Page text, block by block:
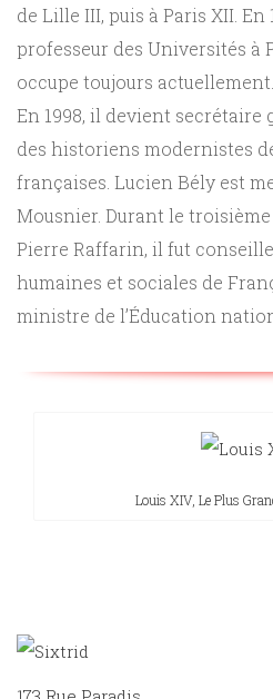
CONTACT
de Lille III, puis à Paris XII. En
professeur des Universités à
occupe toujours actuellement.
En 1998, il devient secrétaire
des historiens modernistes
françaises. Lucien Bély est
Mousnier. Durant le
Pierre Raffarin, il fut
humaines et sociales de
ministre de l’Éducation
Louis XIV, Le Plus